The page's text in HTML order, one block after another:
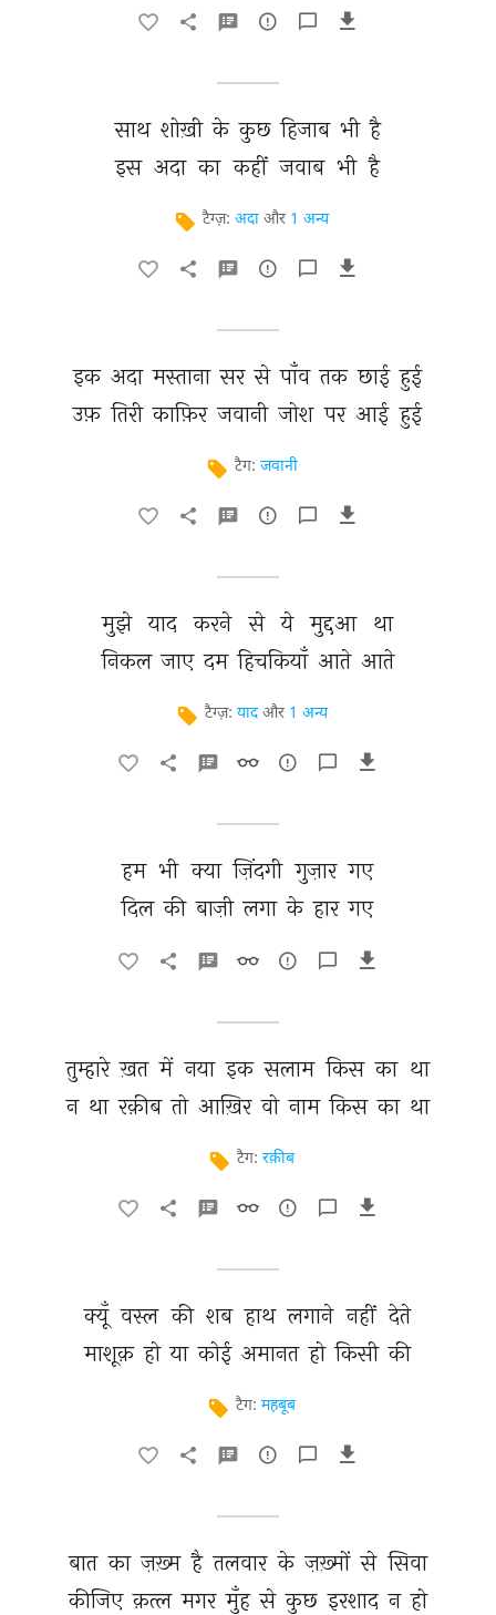
साथ शोख़ी के कुछ हिजाब भी है
इस अदा का कहीं जवाब भी है
टैग्ज़: अदा और 1 अन्य
इक अदा मस्ताना सर से पाँव तक छाई हुई
उफ़ तिरी काफ़िर जवानी जोश पर आई हुई
टैग: जवानी
मुझे याद करने से ये मुद्दआ था
निकल जाए दम हिचकियाँ आते आते
टैग्ज़: याद और 1 अन्य
हम भी क्या ज़िंदगी गुज़ार गए
दिल की बाज़ी लगा के हार गए
तुम्हारे ख़त में नया इक सलाम किस का था
न था रक़ीब तो आख़िर वो नाम किस का था
टैग: रक़ीब
क्यूँ वस्ल की शब हाथ लगाने नहीं देते
माशूक़ हो या कोई अमानत हो किसी की
टैग: महबूब
बात का ज़ख़्म है तलवार के ज़ख़्मों से सिवा
कीजिए क़त्ल मगर मुँह से कुछ इरशाद न हो